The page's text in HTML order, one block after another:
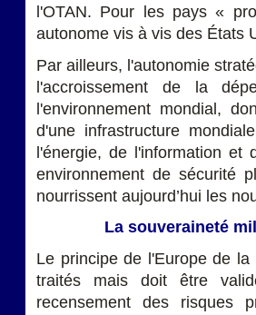
l'OTAN. Pour les pays «
autonome vis à vis des États
Par ailleurs, l'autonomie
l'accroissement de la
l'environnement mondial,
d'une infrastructure
l'énergie, de l'information et
environnement de sécurité
nourrissent aujourd’hui les
La souveraineté
Le principe de l'Europe de
traités mais doit être
recensement des risques